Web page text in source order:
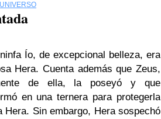
Ío, de excepcional belleza, era
Hera. Cuenta además que Zeus,
de ella, la poseyó y que
en una ternera para protegerla
Sin embargo, Hera sospechó